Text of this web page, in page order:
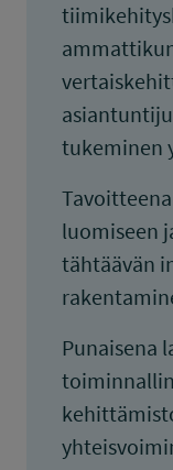
tukeminen
luomiseen
tähtäävän
Punaisena